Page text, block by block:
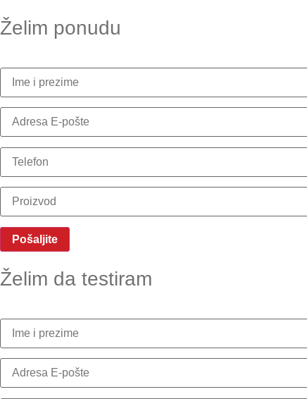
Želim ponudu
Želim da testiram